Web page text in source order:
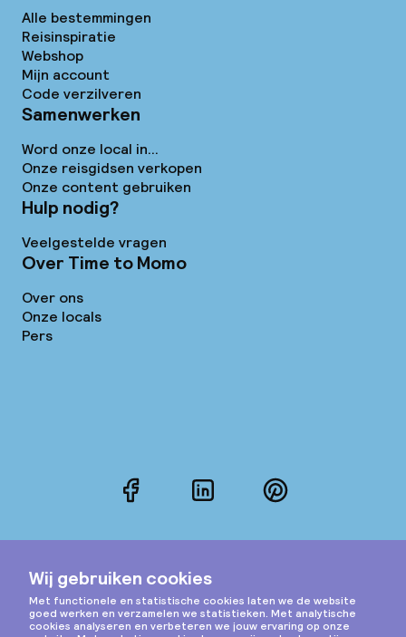
Alle bestemmingen
Reisinspiratie
Webshop
Mijn account
Code verzilveren
Samenwerken
Word onze local in...
Onze reisgidsen verkopen
Onze content gebruiken
Hulp nodig?
Veelgestelde vragen
Over Time to Momo
Over ons
Onze locals
Pers
FacebookLinkedInPinterest
Instagram